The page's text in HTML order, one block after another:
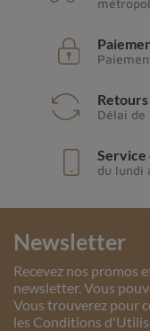
Délai de
du lundi
Newsletter
Recevez nos promos
newsletter. Vous
Vous trouverez pour
les Conditions